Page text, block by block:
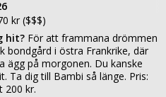
kr ($$$)
hit? För att frammana drömmen
bondgård i östra Frankrike, där
ägg på morgonen. Du kanske
Ta dig till Bambi så länge. Pris:
200 kr.